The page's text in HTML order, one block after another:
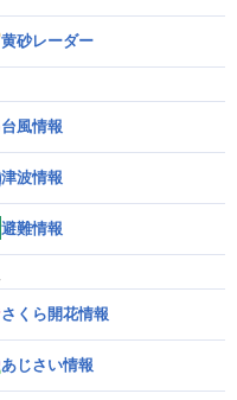
黄砂レーダー
台風情報
津波情報
避難情報
さくら開花情報
あじさい情報